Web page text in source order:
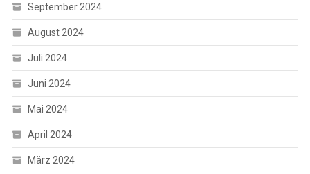
September 2024
August 2024
Juli 2024
Juni 2024
Mai 2024
April 2024
März 2024